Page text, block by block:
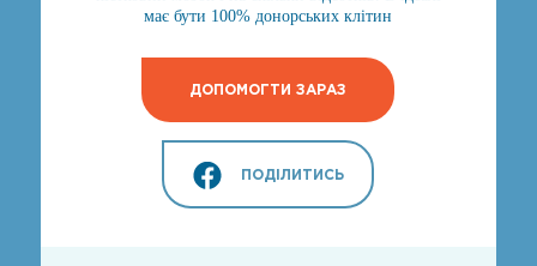
має бути 100% донорських клітин
ДОПОМОГТИ ЗАРАЗ
ПОДІЛИТИСЬ